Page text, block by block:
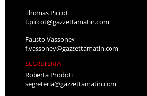
Thomas Piccot
t.piccot@gazzettamatin.com
Fausto Vassoney
f.vassoney@gazzettamatin.com
SEGRETERIA
Roberta Prodoti
segreteria@gazzettamatin.com